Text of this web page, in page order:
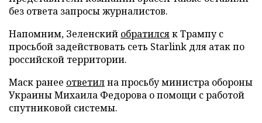
без ответа запросы журналистов.
Напомним, Зеленский обратилсяк Трампу с
просьбой задействовать сеть Starlink для атак по
российской территории.
Маск ранее ответилна просьбу министра обороны
Украины Михаила Федорова о помощи с работой
спутниковой системы.